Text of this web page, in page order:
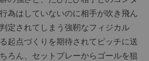
為はしていないのに相手が吹き飛ん
定されてしまう強靭なフィジカル
起点づくりを期待されてピッチに送
ろん、セットプレーからゴールを狙